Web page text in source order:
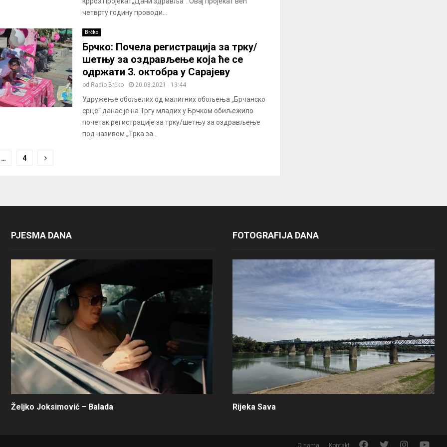
четврту годину проводи...
Brčko
Брчко: Почела регистрација за трку/
шетњу за оздрављење која ће се
одржати 3. октобра у Сарајеву
od Radio Brčko 20.08.2021 - 13:44
Удружење обољелих од малигних обољења „Брчанско
срце“ данас је на Тргу младих у Брчком обиљежило
почетак регистрације за трку/шетњу за оздрављење
под називом „Трка за...
… 4
PJESMA DANA
Željko Joksimović – Balada
FOTOGRAFIJA DANA
Rijeka Sava
O nama Kontakt